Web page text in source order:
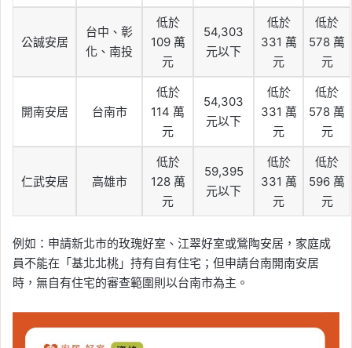
公誠安居
台中、彰
化、南投
低於
109 萬
元
54,303
元以下
低於
331 萬
元
低於
578 萬
元
開南安居 台南市
低於
114 萬
元
54,303
元以下
低於
331 萬
元
低於
578 萬
元
仁武安居 高雄市
低於
128 萬
元
59,395
元以下
低於
331 萬
元
低於
596 萬
元
例如：申請新北市的玫瑰好室、江翠好室或鶯陶安居，家庭成
員不能在「基北北桃」持有自有住宅；但申請台南開南安居
時，無自有住宅的審查範圍則以台南市為主。